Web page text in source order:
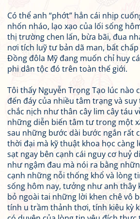
Có thể anh “phớt” hẳn cái nhịp
nhốn nháo, lạo xạo của lối sống
thị trường chen lấn, bừa bãi, đua
nơi tích luỹ tư bản dã man, bất
Đồng đôla Mỹ đang muốn chỉ huy
phi dân tộc đó trên toàn thế giới.
Tôi thấy Nguyễn Trọng Tạo lúc nào
đến đáy của nhiều tâm trạng và
chắc nịch như thân cây lim cây táu
những diễn biến tâm tư trong một
sau những bước dài bước ngắn rất
thời đại mà kỹ thuật khoa học càng
sạt ngay bên cạnh cái nguy cơ huỷ
như ngậm đau mà nói ra bằng
cạnh những nỗi thống khổ và lòng
sống hôm nay, tưởng như anh thây
bỏ ngoài tai những lời khen chê vô
tính u trầm thảnh thơi, tính kiêu kỳ